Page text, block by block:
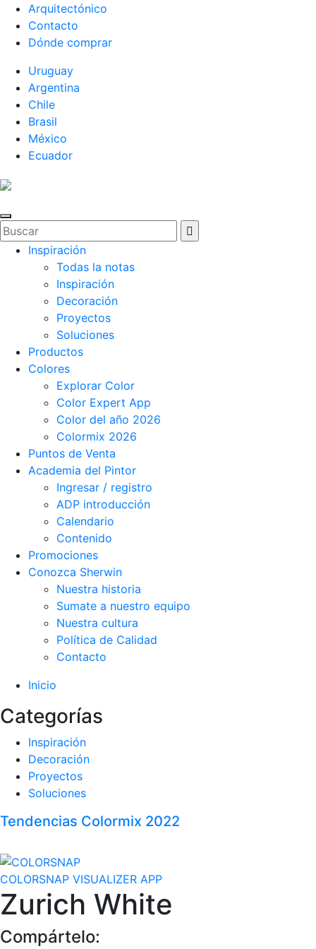
Arquitectónico
Contacto
Dónde comprar
Uruguay
Argentina
Chile
Brasil
México
Ecuador
Inspiración
Todas la notas
Inspiración
Decoración
Proyectos
Soluciones
Productos
Colores
Explorar Color
Color Expert App
Color del año 2026
Colormix 2026
Puntos de Venta
Academia del Pintor
Ingresar / registro
ADP introducción
Calendario
Contenido
Promociones
Conozca Sherwin
Nuestra historia
Sumate a nuestro equipo
Nuestra cultura
Política de Calidad
Contacto
Inicio
Categorías
Inspiración
Decoración
Proyectos
Soluciones
Tendencias Colormix 2022
COLORSNAP VISUALIZER APP
Zurich White
Compártelo: